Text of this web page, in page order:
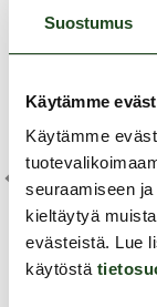
Suostumus
Käytämme
Käytämme
seuraamiseen
kieltäytyä
evästeistä. Lue
käytöstä
- Tekovagina
Nanma
Tekoanus